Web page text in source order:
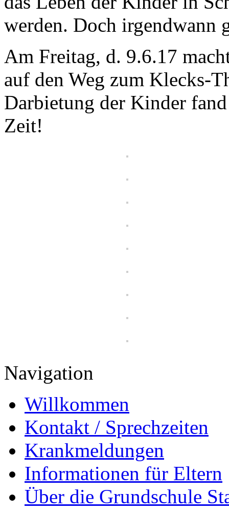
werden. Doch irgendwann
Am Freitag, d. 9.6.17
auf den Weg zum Klecks-
Darbietung der Kinder
Zeit!
Navigation
Willkommen
Kontakt / Sprechzeiten
Krankmeldungen
Informationen für Eltern
Über die Grundschule